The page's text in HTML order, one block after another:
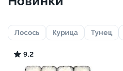
Лосось Курица Тунец
9.2